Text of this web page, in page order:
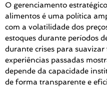
O gerenciamento
alimentos é uma política
com a volatilidade dos
estoques durante períodos
durante crises para
experiências passadas
depende da capacidade
de forma transparente e